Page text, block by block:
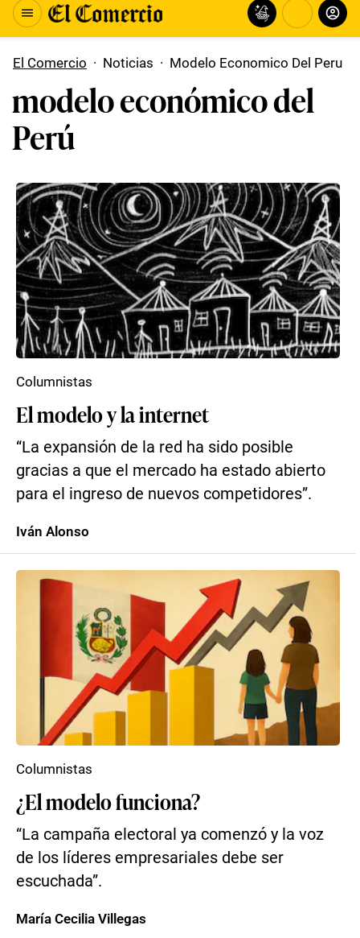
El Comercio · Noticias · Modelo Economico Del Peru
modelo económico del
Perú
El modelo y la internet
“La expansión de la red ha sido posible
gracias a que el mercado ha estado abierto
para el ingreso de nuevos competidores”.
Columnistas
Iván Alonso
¿El modelo funciona?
“La campaña electoral ya comenzó y la voz
de los líderes empresariales debe ser
escuchada”.
Columnistas
María Cecilia Villegas